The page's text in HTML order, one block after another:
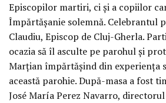
Episcopilor martiri, ci și a copiilor
Împărtășanie solemnă. Celebrantul
Claudiu, Episcop de Cluj-Gherla.
ocazia să îl asculte pe parohul și
Marțian împărtășind din experiența
această parohie. După-masa a fost
José María Perez Navarro,